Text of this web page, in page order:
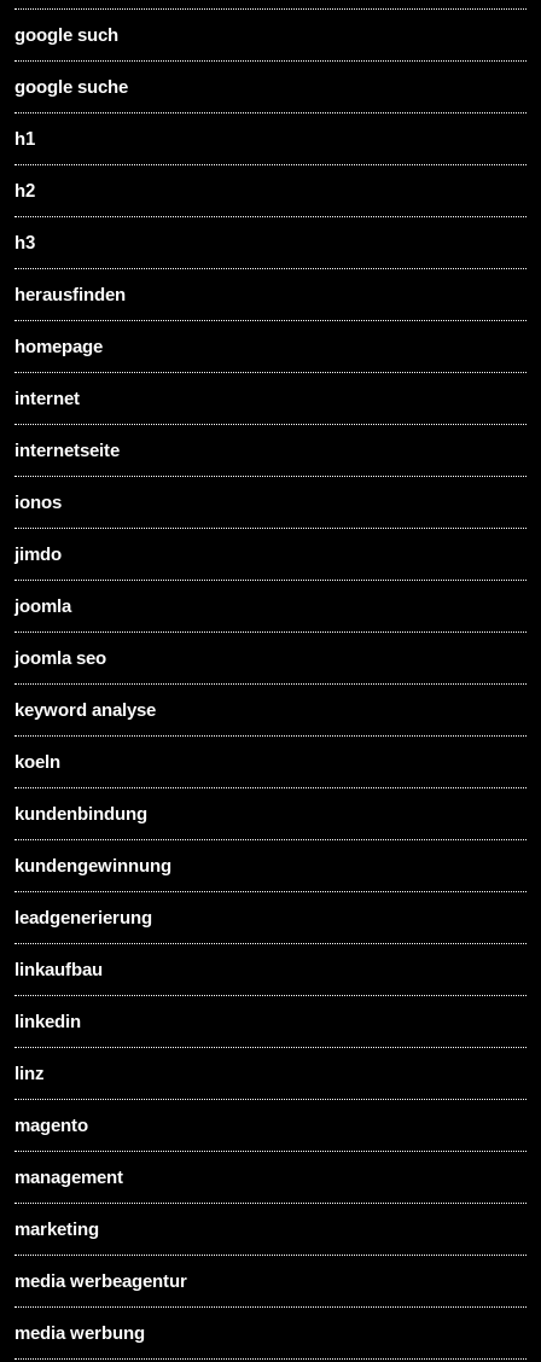
google such
google suche
h1
h2
h3
herausfinden
homepage
internet
internetseite
ionos
jimdo
joomla
joomla seo
keyword analyse
koeln
kundenbindung
kundengewinnung
leadgenerierung
linkaufbau
linkedin
linz
magento
management
marketing
media werbeagentur
media werbung